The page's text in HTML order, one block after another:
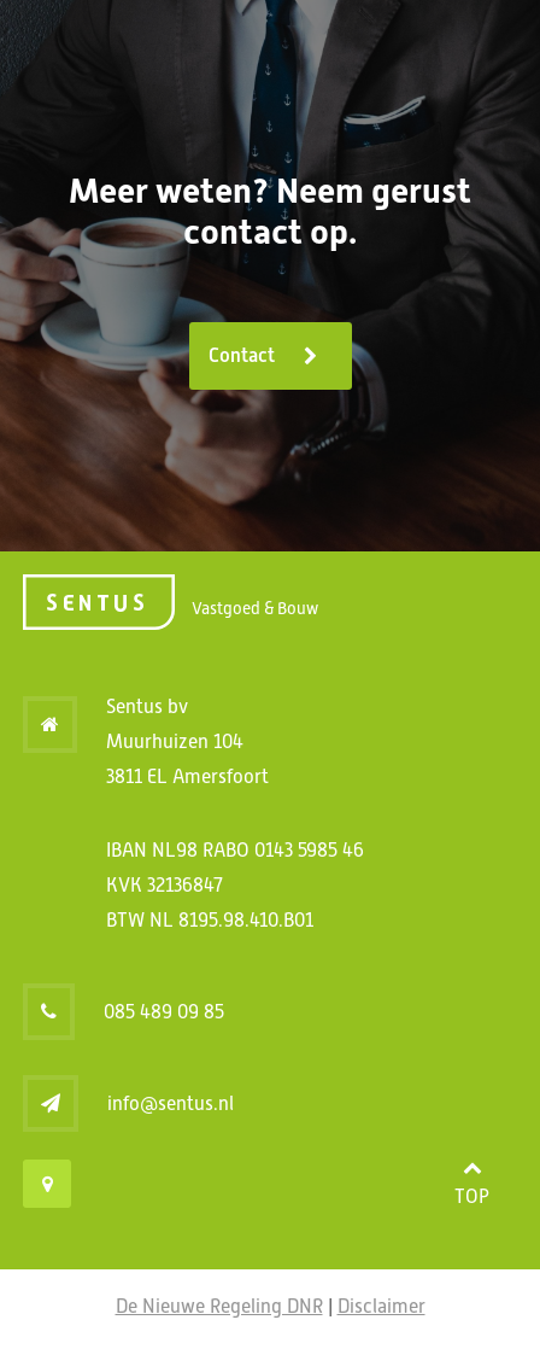
Meer weten? Neem gerust
contact op.
Contact
Vastgoed & Bouw
Sentus bv
Muurhuizen 104
3811 EL Amersfoort
IBAN NL98 RABO 0143 5985 46
KVK 32136847
BTW NL 8195.98.410.B01
085 489 09 85
info@sentus.nl
TOP
De Nieuwe Regeling DNR| Disclaimer